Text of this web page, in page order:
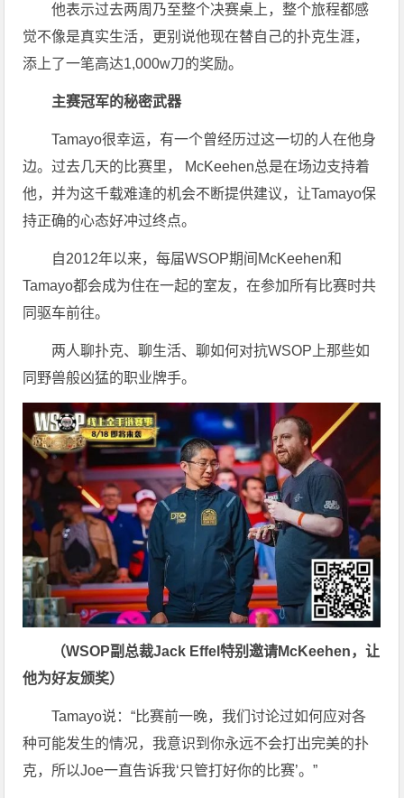
他表示过去两周乃至整个决赛桌上，整个旅程都感
觉不像是真实生活，更别说他现在替自己的扑克生涯，
添上了一笔高达1,000w刀的奖励。
主赛冠军的秘密武器
Tamayo很幸运，有一个曾经历过这一切的人在他身
边。过去几天的比赛里， McKeehen总是在场边支持着
他，并为这千载难逢的机会不断提供建议，让Tamayo保
持正确的心态好冲过终点。
自2012年以来，每届WSOP期间McKeehen和
Tamayo都会成为住在一起的室友，在参加所有比赛时共
同驱车前往。
两人聊扑克、聊生活、聊如何对抗WSOP上那些如
同野兽般凶猛的职业牌手。
（WSOP副总裁Jack Effel特别邀请McKeehen，让
他为好友颁奖）
Tamayo说：“比赛前一晚，我们讨论过如何应对各
种可能发生的情况，我意识到你永远不会打出完美的扑
克，所以Joe一直告诉我‘只管打好你的比赛’。”